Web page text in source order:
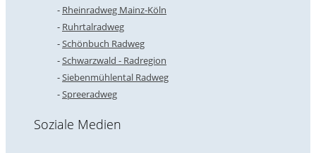
Rheinradweg Mainz-Köln
Ruhrtalradweg
Schönbuch Radweg
Schwarzwald - Radregion
Siebenmühlental Radweg
Spreeradweg
Soziale Medien